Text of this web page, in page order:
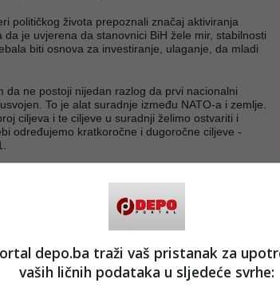
političkog života prepoznali značaj aktiviranja
da je uvjerena da stanovnici BiH žele mir, stabilnosti
biti osnova za investiranje, ulaganje, da mladi
da ne postoji nijedan razlog da prvi nacionalni
To je alat suradnje između NATO-a i zemlje.
ciljeva i te ciljeve u suradnji želimo ostvariti i
određujemo kratkoročne i dugoročne ciljeve -
mreža Twitteri Facebook
#ministarstvo odbrane bih
#osbih
depo.ba traži vaš pristanak za
vaših ličnih podataka u sljedeće svrhe: